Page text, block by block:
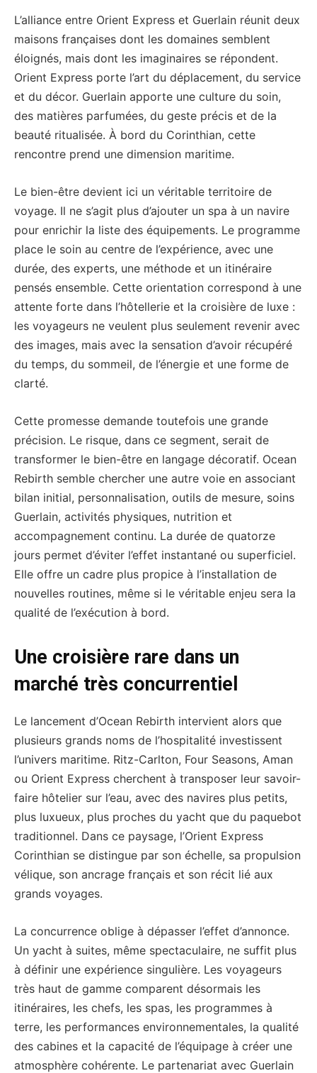
L’alliance entre Orient Express et Guerlain réunit deux
maisons françaises dont les domaines semblent
éloignés, mais dont les imaginaires se répondent.
Orient Express porte l’art du déplacement, du service
et du décor. Guerlain apporte une culture du soin,
des matières parfumées, du geste précis et de la
beauté ritualisée. À bord du Corinthian, cette
rencontre prend une dimension maritime.
Le bien-être devient ici un véritable territoire de
voyage. Il ne s’agit plus d’ajouter un spa à un navire
pour enrichir la liste des équipements. Le programme
place le soin au centre de l’expérience, avec une
durée, des experts, une méthode et un itinéraire
pensés ensemble. Cette orientation correspond à une
attente forte dans l’hôtellerie et la croisière de luxe :
les voyageurs ne veulent plus seulement revenir avec
des images, mais avec la sensation d’avoir récupéré
du temps, du sommeil, de l’énergie et une forme de
clarté.
Cette promesse demande toutefois une grande
précision. Le risque, dans ce segment, serait de
transformer le bien-être en langage décoratif. Ocean
Rebirth semble chercher une autre voie en associant
bilan initial, personnalisation, outils de mesure, soins
Guerlain, activités physiques, nutrition et
accompagnement continu. La durée de quatorze
jours permet d’éviter l’effet instantané ou superficiel.
Elle offre un cadre plus propice à l’installation de
nouvelles routines, même si le véritable enjeu sera la
qualité de l’exécution à bord.
Une croisière rare dans un
marché très concurrentiel
Le lancement d’Ocean Rebirth intervient alors que
plusieurs grands noms de l’hospitalité investissent
l’univers maritime. Ritz-Carlton, Four Seasons, Aman
ou Orient Express cherchent à transposer leur savoir-
faire hôtelier sur l’eau, avec des navires plus petits,
plus luxueux, plus proches du yacht que du paquebot
traditionnel. Dans ce paysage, l’Orient Express
Corinthian se distingue par son échelle, sa propulsion
vélique, son ancrage français et son récit lié aux
grands voyages.
La concurrence oblige à dépasser l’effet d’annonce.
Un yacht à suites, même spectaculaire, ne suffit plus
à définir une expérience singulière. Les voyageurs
très haut de gamme comparent désormais les
itinéraires, les chefs, les spas, les programmes à
terre, les performances environnementales, la qualité
des cabines et la capacité de l’équipage à créer une
atmosphère cohérente. Le partenariat avec Guerlain